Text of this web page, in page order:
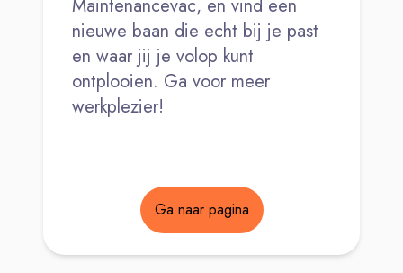
Maintenancevac, en vind een
nieuwe baan die echt bij je past
en waar jij je volop kunt
ontplooien. Ga voor meer
werkplezier!
Ga naar pagina